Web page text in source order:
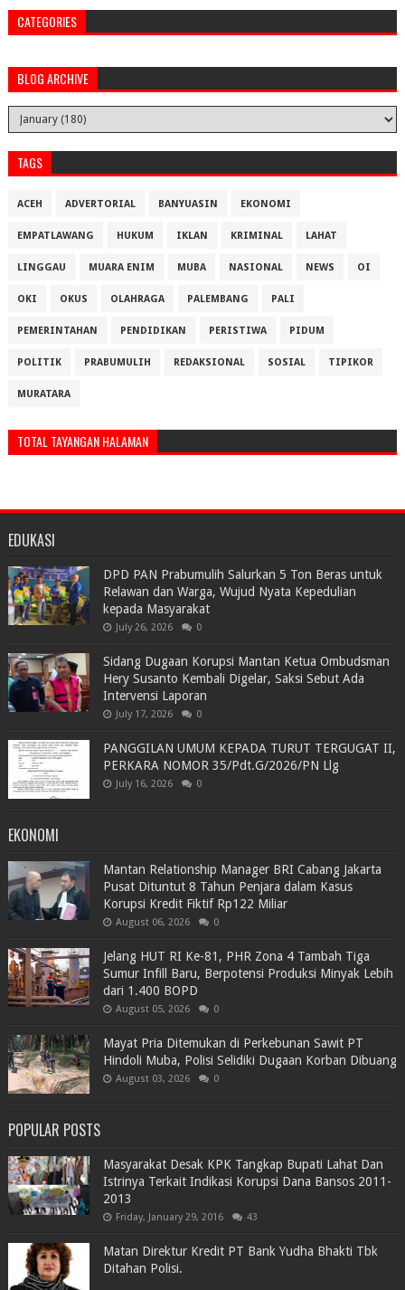
CATEGORIES
BLOG ARCHIVE
TAGS
ACEH ADVERTORIAL BANYUASIN EKONOMI
EMPATLAWANG HUKUM IKLAN KRIMINAL LAHAT
LINGGAU MUARA ENIM MUBA NASIONAL NEWS OI
OKI OKUS OLAHRAGA PALEMBANG PALI
PEMERINTAHAN PENDIDIKAN PERISTIWA PIDUM
POLITIK PRABUMULIH REDAKSIONAL SOSIAL TIPIKOR
MURATARA
TOTAL TAYANGAN HALAMAN
EDUKASI
DPD PAN Prabumulih Salurkan 5 Ton Beras untuk
Relawan dan Warga, Wujud Nyata Kepedulian
kepada Masyarakat
July 26, 2026 0
Sidang Dugaan Korupsi Mantan Ketua Ombudsman
Hery Susanto Kembali Digelar, Saksi Sebut Ada
Intervensi Laporan
July 17, 2026 0
PANGGILAN UMUM KEPADA TURUT TERGUGAT II,
PERKARA NOMOR 35/Pdt.G/2026/PN Llg
July 16, 2026 0
EKONOMI
Mantan Relationship Manager BRI Cabang Jakarta
Pusat Dituntut 8 Tahun Penjara dalam Kasus
Korupsi Kredit Fiktif Rp122 Miliar
August 06, 2026 0
Jelang HUT RI Ke-81, PHR Zona 4 Tambah Tiga
Sumur Infill Baru, Berpotensi Produksi Minyak Lebih
dari 1.400 BOPD
August 05, 2026 0
Mayat Pria Ditemukan di Perkebunan Sawit PT
Hindoli Muba, Polisi Selidiki Dugaan Korban Dibuang
August 03, 2026 0
POPULAR POSTS
Masyarakat Desak KPK Tangkap Bupati Lahat Dan
Istrinya Terkait Indikasi Korupsi Dana Bansos 2011-
2013
Friday, January 29, 2016 43
Matan Direktur Kredit PT Bank Yudha Bhakti Tbk
Ditahan Polisi.